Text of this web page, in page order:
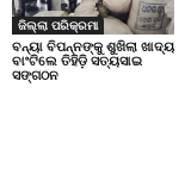
ଜିଲ୍ଲା ପରିକ୍ରମା
ବନ୍ୟା ବିପନ୍ନଙ୍କୁ ଶୁଖିଲା ଖାଦ୍ୟ
ବାଂଟିଲେ ତିହିଡି଼ ସତ୍ୟସାଇ
ସଙ୍ଗଠନ